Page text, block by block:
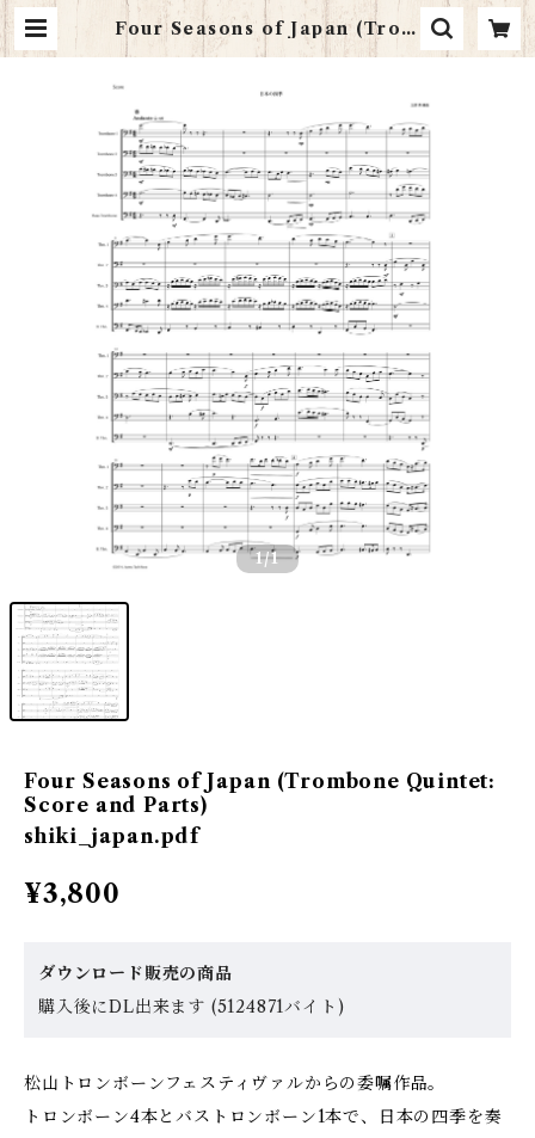
Four Seasons of Japan (Trom
bone Quintet: Score and Par
1/1
Four Seasons of Japan (Trombone Quintet:
Score and Parts)
shiki_japan.pdf
¥3,800
ダウンロード販売の商品
購入後にDL出来ます (5124871バイト)
松山トロンボーンフェスティヴァルからの委嘱作品。
トロンボーン4本とバストロンボーン1本で、日本の四季を奏